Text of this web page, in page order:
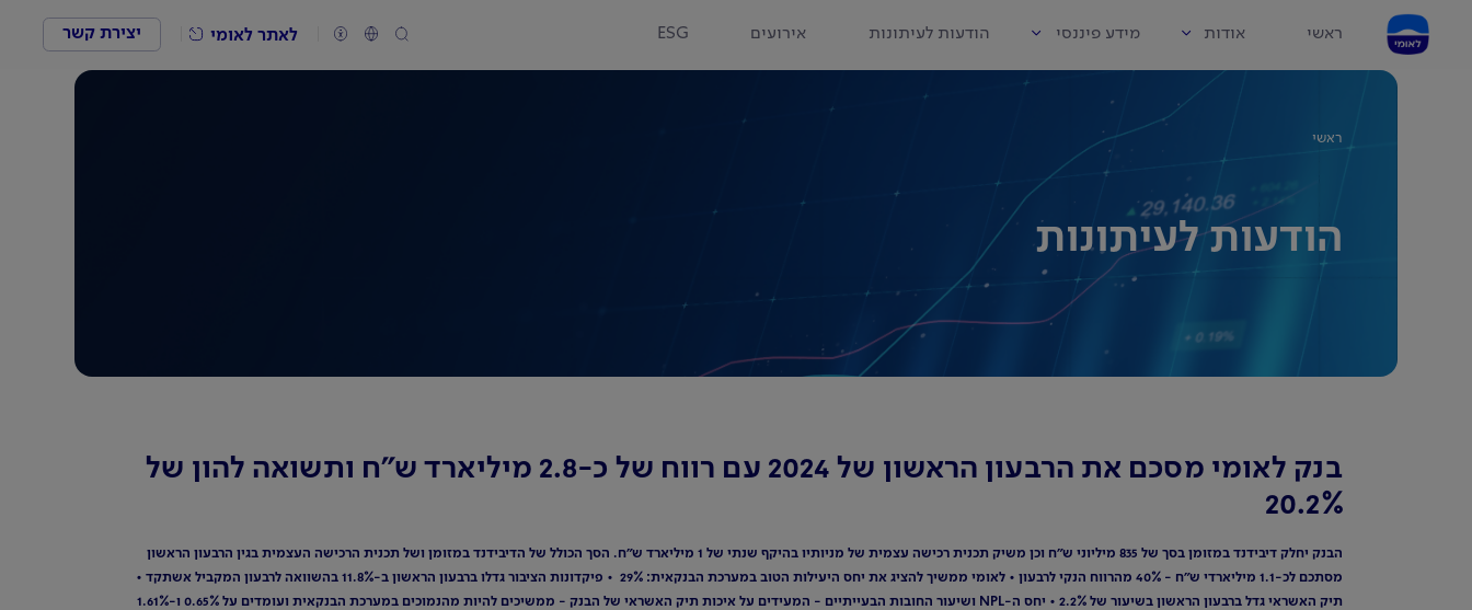
ראשי אודות מידע פיננסי הודעות לעיתונות אירועים ESG לאתר לאומי יצירת קשר
ראשי
הודעות לעיתונות
בנק לאומי מסכם את הרבעון הראשון של 2024 עם רווח של כ-2.8 מיליארד ש"ח ותשואה להון של
20.2%
הבנק יחלק דיבידנד במזומן בסך של 835 מיליוני ש"ח וכן משיק תכנית רכישה עצמית של מניותיו בהיקף שנתי של 1 מיליארד ש"ח. הסך הכולל של הדיבידנד במזומן ושל תכנית הרכישה העצמית בגין הרבעון הראשון
מסתכם לכ-1.1 מיליארדי ש"ח - 40% מהרווח הנקי לרבעון • לאומי ממשיך להציג את יחס היעילות הטוב במערכת הבנקאית: 29% • פיקדונות הציבור גדלו ברבעון הראשון ב-11.8% בהשוואה לרבעון המקביל אשתקד •
תיק האשראי גדל ברבעון הראשון בשיעור של 2.2% • יחס ה-NPL ושיעור החובות הבעייתיים - המעידים על איכות תיק האשראי של הבנק - ממשיכים להיות מהנמוכים במערכת הבנקאית ועומדים על 0.65% ו-1.61%